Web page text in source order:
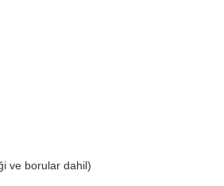
ve borular dahil)